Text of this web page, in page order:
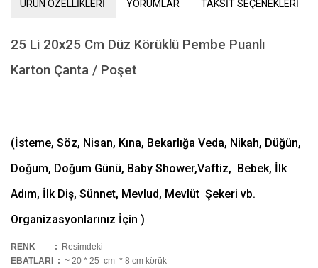
ÜRÜN ÖZELLİKLERİ YORUMLAR TAKSİT SEÇENEKLERİ
25 Li 20x25 Cm Düz Körüklü Pembe Puanlı
Karton Çanta / Poşet
(İsteme, Söz, Nisan, Kına, Bekarlığa Veda, Nikah, Düğün,
Doğum, Doğum Günü, Baby Shower,Vaftiz, Bebek, İlk
Adım, İlk Diş, Sünnet, Mevlud, Mevlüt Şekeri vb.
Organizasyonlarınız İçin )
RENK :
Resimdeki
EBATLARI : ~ 20 * 25 cm * 8 cm körük